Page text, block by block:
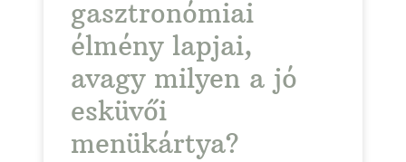
gasztronómiai
élmény lapjai,
avagy milyen a jó
esküvői
menükártya?